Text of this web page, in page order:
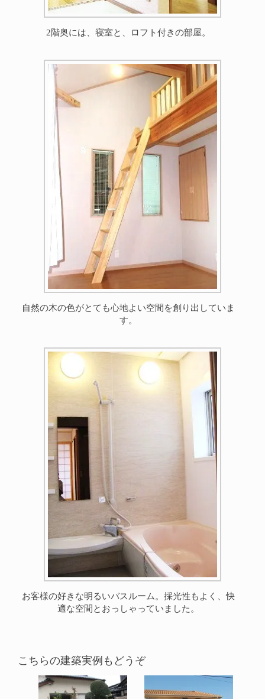
2階奥には、寝室と、ロフト付きの部屋。
自然の木の色がとても心地よい空間を創り出していま
す。
お客様の好きな明るいバスルーム。採光性もよく、快
適な空間とおっしゃっていました。
こちらの建築実例もどうぞ